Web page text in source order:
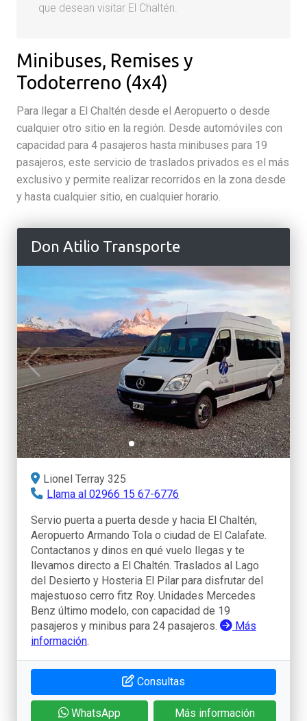
que desean visitar El Chaltén.
Minibuses, Remises y
Todoterreno (4x4)
Para llegar a El Chaltén desde el Aeropuerto o desde
cualquier otro sitio en la región. Desde automóviles con
capacidad para 4 pasajeros hasta minibuses para 19
pasajeros, este servicio de traslados privados es el más
exclusivo y permite realizar recorridos en la zona desde
y hasta cualquier sitio, en cualquier horario.
Don Atilio Transporte
Lionel Terray 325
Llama al 02966 15 67-6776
Servio puerta a puerta desde y hacia El Chaltén,
Aeropuerto Armando Tola o ciudad de El Calafate.
Contactanos y dinos en qué vuelo llegas y te
llevamos directo a El Chaltén. Traslados al Lago
del Desierto y Hosteria El Pilar para disfrutar del
majestuoso cerro fitz Roy. Unidades Mercedes
Benz último modelo, con capacidad de 19
pasajeros y minibus para 24 pasajeros.
Más
información.
Consultas
WhatsApp Más información